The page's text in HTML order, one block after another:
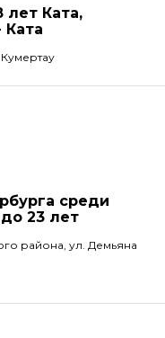
лет Ката,
среди
23 лет
района, ул. Демьяна